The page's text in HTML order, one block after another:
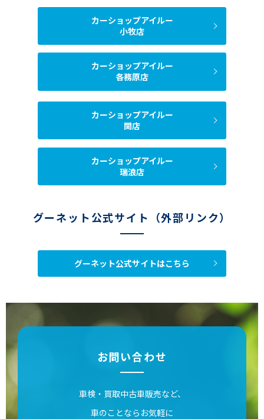
カーショップアイルー
小牧店
カーショップアイルー
各務原店
カーショップアイルー
関店
カーショップアイルー
瑞浪店
グーネット公式サイト（外部リンク）
グーネット公式サイトはこちら
お問い合わせ
車検・買取中古車販売など、
車のことならお気軽に